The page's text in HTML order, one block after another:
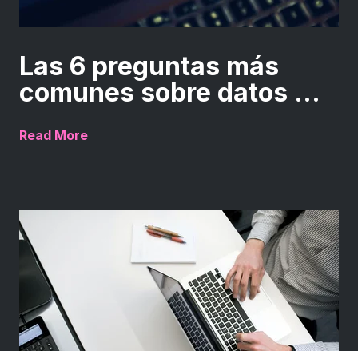
Las 6 preguntas más
comunes sobre datos ...
Read More